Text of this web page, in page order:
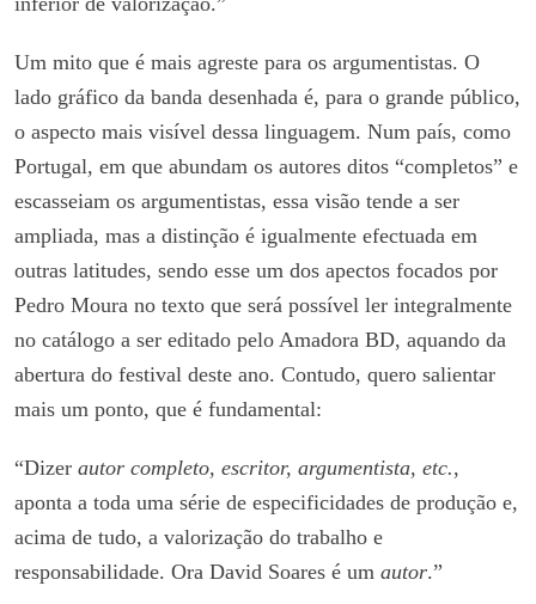
Um mito que é mais agreste para os argumentistas. O
lado gráfico da banda desenhada é, para o grande público,
o aspecto mais visível dessa linguagem. Num país, como
Portugal, em que abundam os autores ditos “completos” e
escasseiam os argumentistas, essa visão tende a ser
ampliada, mas a distinção é igualmente efectuada em
outras latitudes, sendo esse um dos apectos focados por
Pedro Moura no texto que será possível ler integralmente
no catálogo a ser editado pelo Amadora BD, aquando da
abertura do festival deste ano. Contudo, quero salientar
mais um ponto, que é fundamental:
“Dizer autor completo, escritor, argumentista, etc.,
aponta a toda uma série de especificidades de produção e,
acima de tudo, a valorização do trabalho e
responsabilidade. Ora David Soares é um autor.”